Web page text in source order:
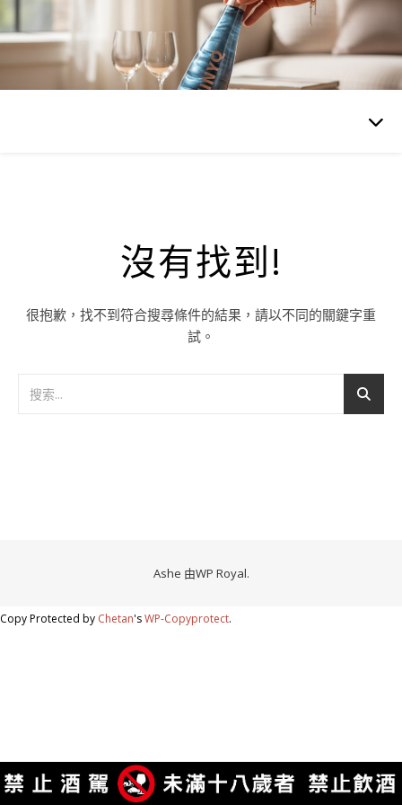
沒有找到!
很抱歉，找不到符合搜尋條件的結果，請以不同的關鍵字重
試。
Ashe 由WP Royal.
Copy Protected by Chetan'sWP-Copyprotect.